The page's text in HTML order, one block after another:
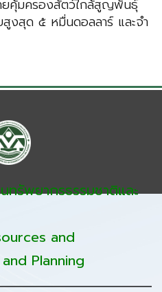
ยคุ้มครองสัตว์ใกล้สูญพันธุ์
งสุด ๕ หมื่นดอลลาร์ และจำ
ทรัพยากรธรรมชาติและ
and
Planning